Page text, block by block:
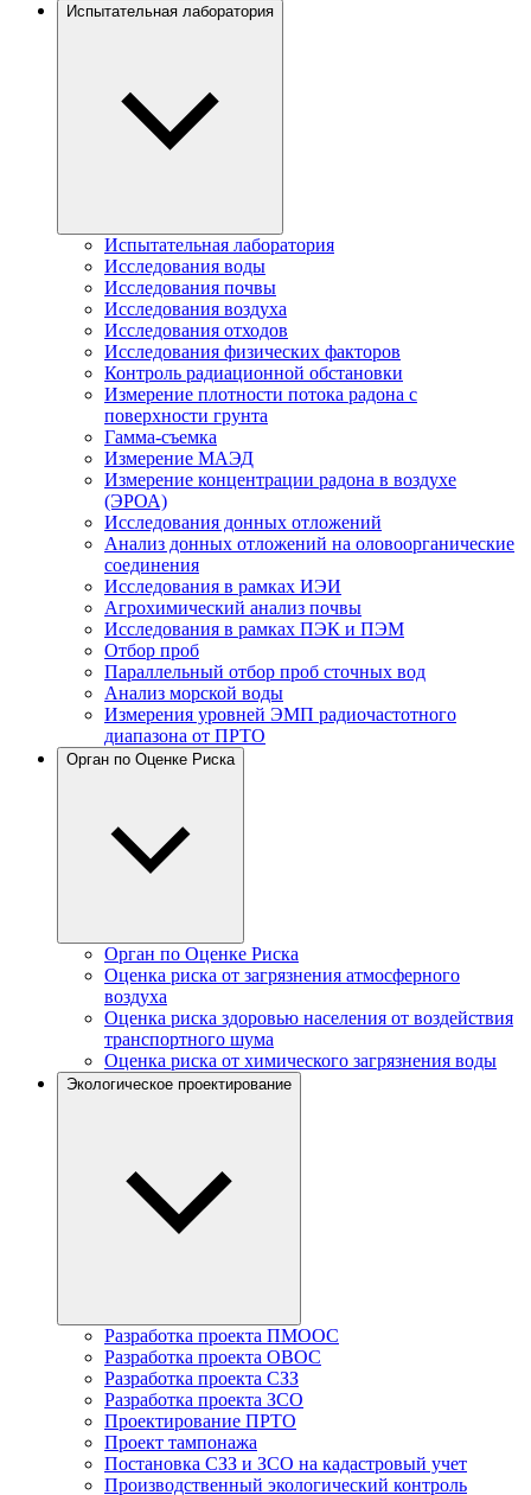
Испытательная лаборатория
Испытательная лаборатория
Исследования воды
Исследования почвы
Исследования воздуха
Исследования отходов
Исследования физических факторов
Контроль радиационной обстановки
Измерение плотности потока радона с
поверхности грунта
Гамма-съемка
Измерение МАЭД
Измерение концентрации радона в воздухе
(ЭРОА)
Исследования донных отложений
Анализ донных отложений на оловоорганические
соединения
Исследования в рамках ИЭИ
Агрохимический анализ почвы
Исследования в рамках ПЭК и ПЭМ
Отбор проб
Параллельный отбор проб сточных вод
Анализ морской воды
Измерения уровней ЭМП радиочастотного
диапазона от ПРТО
Орган по Оценке Риска
Орган по Оценке Риска
Оценка риска от загрязнения атмосферного
воздуха
Оценка риска здоровью населения от воздействия
транспортного шума
Оценка риска от химического загрязнения воды
Экологическое проектирование
Разработка проекта ПМООС
Разработка проекта ОВОС
Разработка проекта СЗЗ
Разработка проекта ЗСО
Проектирование ПРТО
Проект тампонажа
Постановка СЗЗ и ЗСО на кадастровый учет
Производственный экологический контроль